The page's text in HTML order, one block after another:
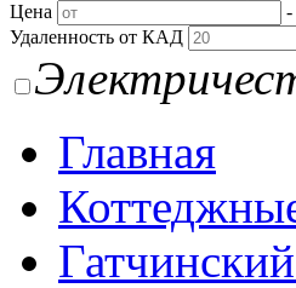
Цена -
Удаленность от КАД
Главная